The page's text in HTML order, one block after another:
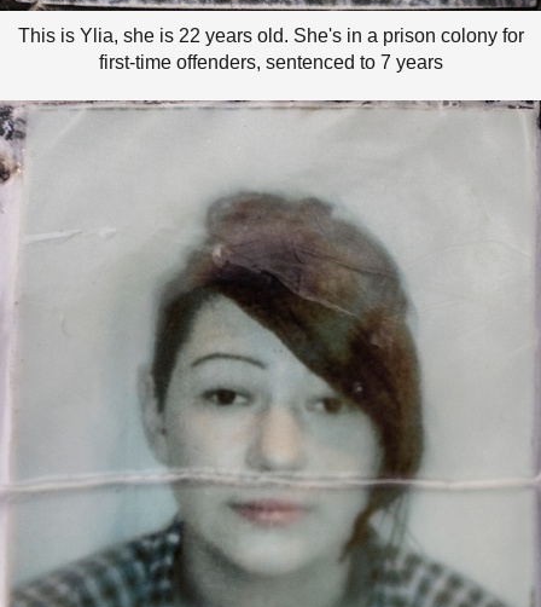
This is Ylia, she is 22 years old. She's in a prison colony for
first-time offenders, sentenced to 7 years